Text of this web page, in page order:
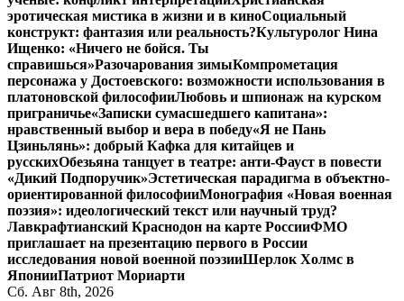
эротическая мистика в жизни и в киноСоциальный
конструкт: фантазия или реальность?Культуролог Нина
Ищенко: «Ничего не бойся. Ты
справишься»Разочарования зимыКомпрометация
персонажа у Достоевского: возможности использования в
платоновской философииЛюбовь и шпионаж на курском
приграничье«Записки сумасшедшего капитана»:
нравственный выбор и вера в победу«Я не Пань
Цзиньлянь»: добрый Кафка для китайцев и
русскихОбезьяна танцует в театре: анти-Фауст в повести
«Дикий Подпоручик»Эстетическая парадигма в объектно-
ориентированной философииМонография «Новая военная
поэзия»: идеологический текст или научный труд?
Лавкрафтианский Краснодон на карте РоссииФМО
приглашает на презентацию первого в России
исследования новой военной поэзииШерлок Холмс в
ЯпонииПатриот Мориарти
Сб. Авг 8th, 2026